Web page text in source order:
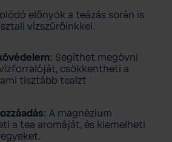
előnyök a teázás során is
vízszűrőinkkel.
Segíthet megóvni
csökkentheti a
tisztább teaízt
A magnézium
a tea aromáját, és kiemelheti